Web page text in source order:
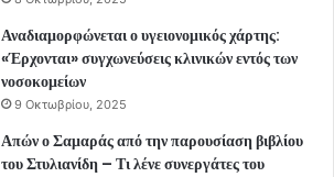
Αναδιαμορφώνεται ο υγειονομικός χάρτης:
«Έρχονται» συγχωνεύσεις κλινικών εντός των
νοσοκομείων
9 Οκτωβρίου, 2025
Απών ο Σαμαράς από την παρουσίαση βιβλίου
του Στυλιανίδη – Τι λένε συνεργάτες του